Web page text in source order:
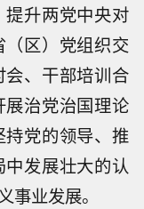
升两党中央对
区）党组织交
、干部培训合
治党治国理论
党的领导、推
发展壮大的认
事业发展。